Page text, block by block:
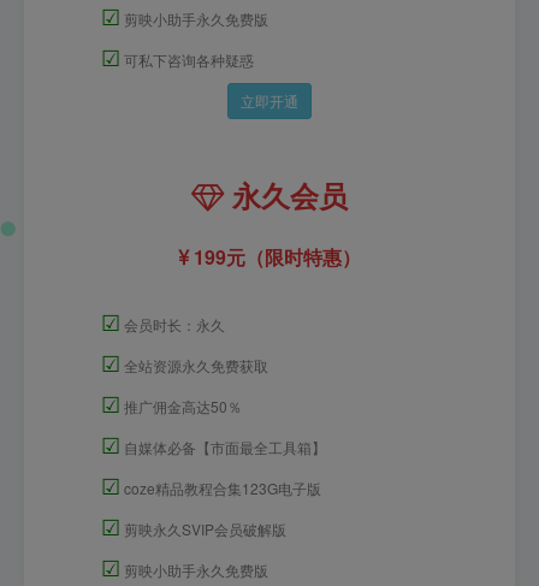
☑ 剪映小助手永久免费版
☑ 可私下咨询各种疑惑
立即开通
永久会员
199元（限时特惠）
☑ 会员时长：永久
☑ 全站资源永久免费获取
☑ 推广佣金高达50％
☑ 自媒体必备【市面最全工具箱】
☑ coze精品教程合集123G电子版
☑ 剪映永久SVIP会员破解版
☑ 剪映小助手永久免费版